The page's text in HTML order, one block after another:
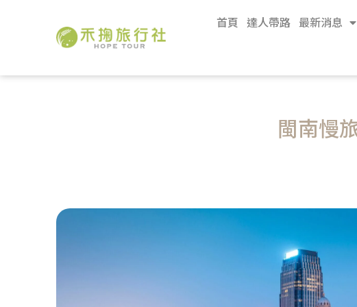
首頁 達人帶路 最新消息
閩南慢